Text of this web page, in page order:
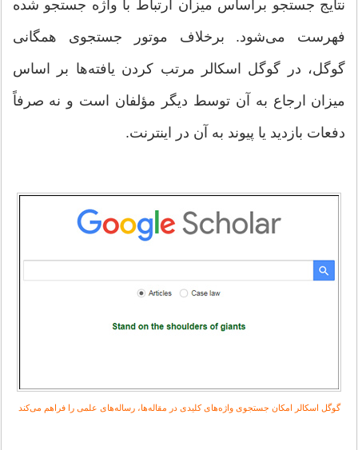
نتایج جستجو براساس میزان ارتباط با واژه جستجو شده
فهرست می‌شود. برخلاف موتور جستجوی همگانی
گوگل، در گوگل اسکالر مرتب کردن یافته‌ها بر اساس
میزان ارجاع به آن توسط دیگر مؤلفان است و نه صرفاً
دفعات بازدید یا پیوند به آن در اینترنت.
گوگل اسکالر امکان جستجوی واژه‌های کلیدی در مقاله‌ها، رساله‌های علمی را فراهم می‌کند